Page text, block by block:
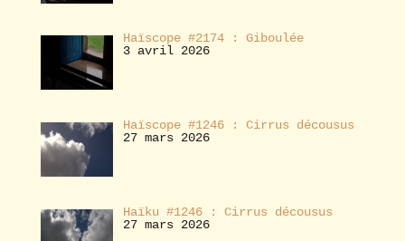
Haïscope #2174 : Giboulée
3 avril 2026
Haïscope #1246 : Cirrus décousus
27 mars 2026
Haïku #1246 : Cirrus décousus
27 mars 2026